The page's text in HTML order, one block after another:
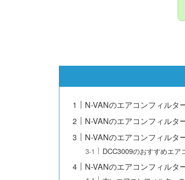
N-VANのエアコンフィル
N-VANのエアコンフィル
N-VANのエアコンフィル
DCC3009のおすすめエア
N-VANのエアコンフィル